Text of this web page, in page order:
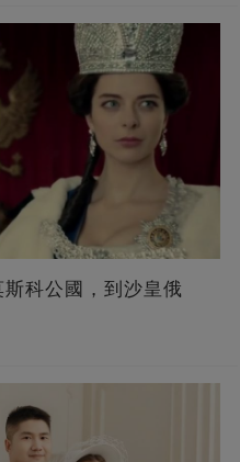
科公國，到沙皇俄